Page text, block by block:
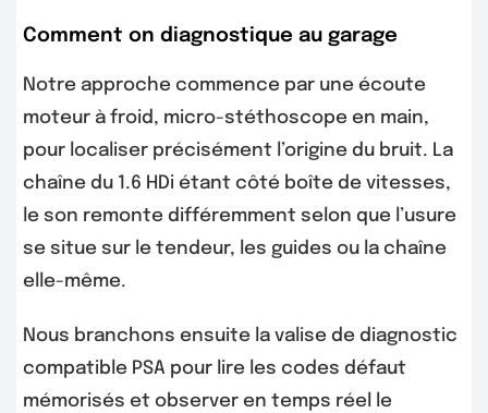
Comment on diagnostique au garage
Notre approche commence par une écoute
moteur à froid, micro-stéthoscope en main,
pour localiser précisément l’origine du bruit. La
chaîne du 1.6 HDi étant côté boîte de vitesses,
le son remonte différemment selon que l’usure
se situe sur le tendeur, les guides ou la chaîne
elle-même.
Nous branchons ensuite la valise de diagnostic
compatible PSA pour lire les codes défaut
mémorisés et observer en temps réel le